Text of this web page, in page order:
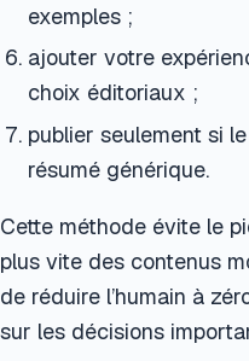
exemples ;
ajouter votre
choix éditoriaux ;
publier seulement si
résumé générique.
Cette méthode évite le
plus vite des contenus
de réduire l’humain à
sur les décisions